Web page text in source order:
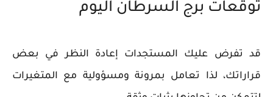
توقعات برج السرطان اليوم
قد تفرض عليك المستجدات إعادة النظر في بعض
قراراتك، لذا تعامل بمرونة ومسؤولية مع المتغيرات